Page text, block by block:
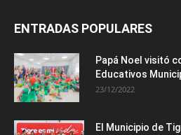
ENTRADAS POPULARES
Papá Noel visitó
Educativos
23/12/2022
El Municipio de